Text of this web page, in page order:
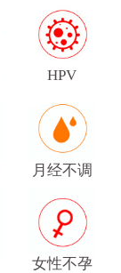
HPV
月经不调
女性不孕